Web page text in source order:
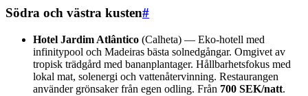
Södra och västra kusten#
Hotel Jardim Atlântico (Calheta) — Eko-hotell med
infinitypool och Madeiras bästa solnedgångar. Omgivet av
tropisk trädgård med bananplantager. Hållbarhetsfokus med
lokal mat, solenergi och vattenåtervinning. Restaurangen
använder grönsaker från egen odling. Från 700 SEK/natt.